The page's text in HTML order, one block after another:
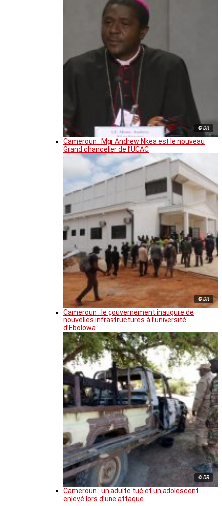
© DR
Cameroun : Mgr Andrew Nkea est le nouveau
Grand chancelier de l’UCAC
© DR
Cameroun : le gouvernement inaugure de
nouvelles infrastructures à l’université
d’Ebolowa
© DR
Cameroun : un adulte tué et un adolescent
enlevé lors d’une attaque